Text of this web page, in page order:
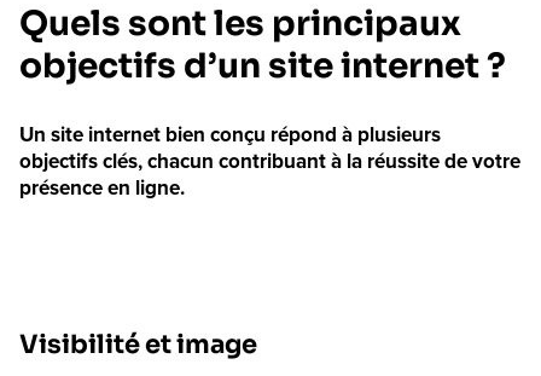
Quels sont les principaux
objectifs d’un site internet ?
Un site internet bien conçu répond à plusieurs
objectifs clés, chacun contribuant à la réussite de votre
présence en ligne.
Visibilité et image